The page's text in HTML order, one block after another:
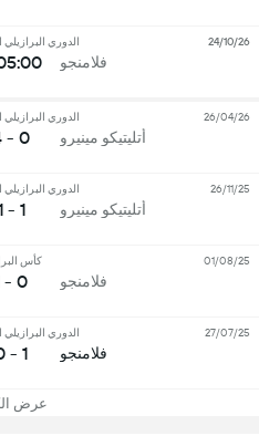
فلامنجو
الدوري البرازيلي
05:00
24/10/26
أتليتيكو مينيرو
الدوري البرازيلي
0 - 4
26/04/26
أتليتيكو مينيرو
الدوري البرازيلي
1 - 1
26/11/25
فلامنجو
كأس
0 - 1
01/08/25
فلامنجو
الدوري البرازيلي
1 - 0
27/07/25
عرض